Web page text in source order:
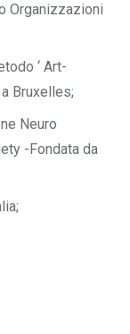
Organizzazioni
‘ Art-
Bruxelles;
Neuro
-Fondata da